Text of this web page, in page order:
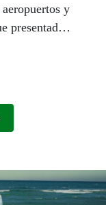
y
presentado